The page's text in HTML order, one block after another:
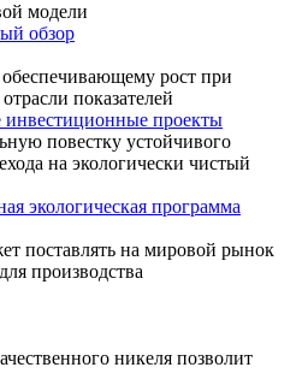
модели
обзор
рост при
показателей
проекты
повестку устойчивого
на экологически чистый
экологическая программа
поставлять на мировой рынок
производства
никеля позволит